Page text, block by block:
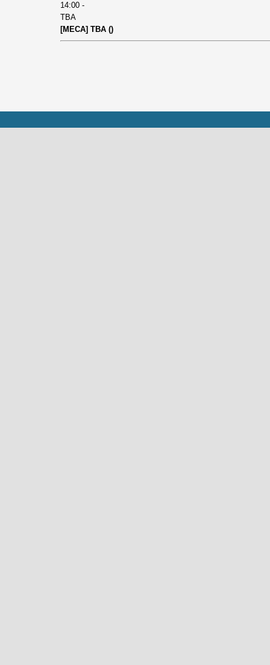
14:00 -
TBA
[MECA] TBA ()